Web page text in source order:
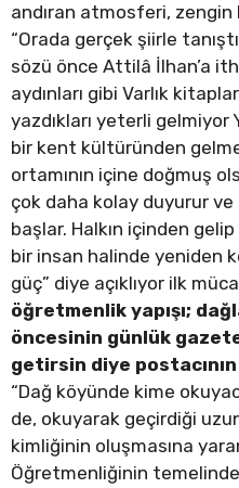
andıran atmosferi,
“Orada gerçek şiirle
sözü önce Attilâ İlhan’a
aydınları gibi Varlık
yazdıkları yeterli gelmiyor
bir kent kültüründen
ortamının içine doğmuş
çok daha kolay duyurur
başlar. Halkın içinden
bir insan halinde yeniden
güç” diye açıklıyor ilk
öğretmenlik yapışı;
öncesinin günlük
getirsin diye
“Dağ köyünde kime
de, okuyarak geçirdiği
kimliğinin oluşmasına
Öğretmenliğinin